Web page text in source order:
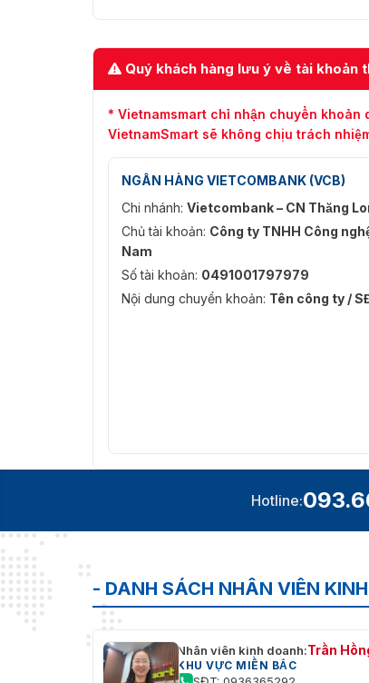
Quý khách hàng lưu ý về tài khoản
* Vietnamsmart chỉ nhận chuyển
VietnamSmart sẽ không chịu trách
NGÂN HÀNG VIETCOMBANK (VCB)
Chi nhánh: Vietcombank – CN Thăng
Chủ tài khoản: Công ty TNHH Công
Nam
Số tài khoản: 0491001797979
Nội dung chuyển khoản: Tên công ty /
Hotline:
- DANH SÁCH NHÂN VIÊN
Nhân viên kinh doanh:Trần
KHU VỰC MIỀN BẮC